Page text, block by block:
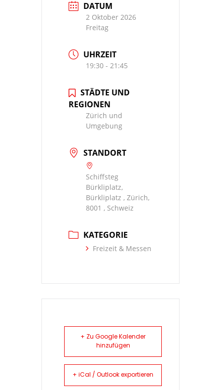
DATUM
2 Oktober 2026
Freitag
UHRZEIT
19:30 - 21:45
STÄDTE UND
REGIONEN
Zürich und
Umgebung
STANDORT
Schiffsteg
Bürkliplatz,
Bürkliplatz , Zürich,
8001 , Schweiz
KATEGORIE
Freizeit & Messen
+ Zu Google Kalender
hinzufügen
+ iCal / Outlook exportieren